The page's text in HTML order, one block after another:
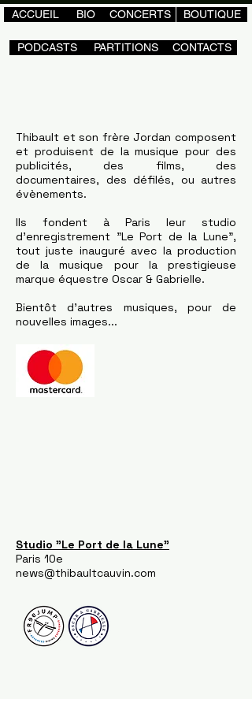
ACCUEIL BIO CONCERTS BOUTIQUE
PODCASTS PARTITIONS CONTACTS
Thibault et son frère Jordan composent
et produisent de la musique pour des
publicités, des films, des
documentaires, des défilés, ou autres
évènements.
Ils fondent à Paris leur studio
d'enregistrement "Le Port de la Lune",
tout juste inauguré avec la production
de la musique pour la prestigieuse
marque équestre Oscar & Gabrielle.
Bientôt d'autres musiques, pour de
nouvelles images...
Studio "Le Port de la Lune"
Paris 10e
news@thibaultcauvin.com